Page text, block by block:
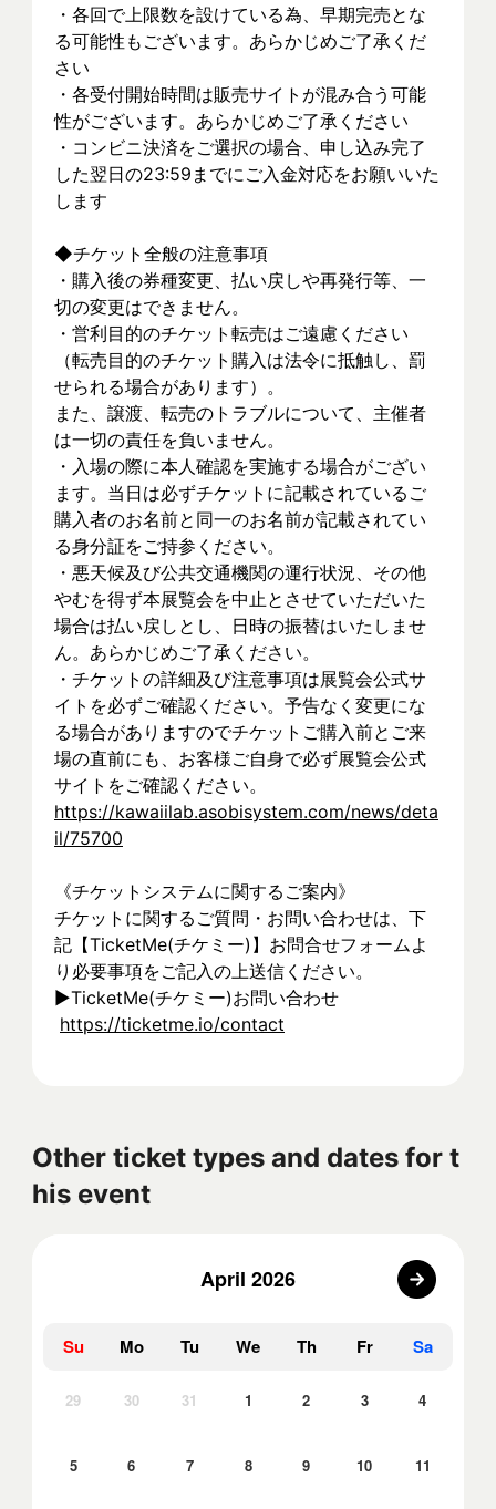
・各回で上限数を設けている為、早期完売とな
る可能性もございます。あらかじめご了承くだ
さい
・各受付開始時間は販売サイトが混み合う可能
性がございます。あらかじめご了承ください
・コンビニ決済をご選択の場合、申し込み完了
した翌日の23:59までにご入金対応をお願いいた
します
◆チケット全般の注意事項
・購入後の券種変更、払い戻しや再発行等、一
切の変更はできません。
・営利目的のチケット転売はご遠慮ください
（転売目的のチケット購入は法令に抵触し、罰
せられる場合があります）。
また、譲渡、転売のトラブルについて、主催者
は一切の責任を負いません。
・入場の際に本人確認を実施する場合がござい
ます。当日は必ずチケットに記載されているご
購入者のお名前と同一のお名前が記載されてい
る身分証をご持参ください。
・悪天候及び公共交通機関の運行状況、その他
やむを得ず本展覧会を中止とさせていただいた
場合は払い戻しとし、日時の振替はいたしませ
ん。あらかじめご了承ください。
・チケットの詳細及び注意事項は展覧会公式サ
イトを必ずご確認ください。予告なく変更にな
る場合がありますのでチケットご購入前とご来
場の直前にも、お客様ご自身で必ず展覧会公式
サイトをご確認ください。
https://kawaiilab.asobisystem.com/news/deta
il/75700
《チケットシステムに関するご案内》
チケットに関するご質問・お問い合わせは、下
記【TicketMe(チケミー)】お問合せフォームよ
り必要事項をご記入の上送信ください。
▶︎TicketMe(チケミー)お問い合わせ
https://ticketme.io/contact
Other ticket types and dates for t
his event
April 2026
Su Mo Tu We Th Fr Sa
29 30 31 1 2 3 4
5 6 7 8 9 10 11